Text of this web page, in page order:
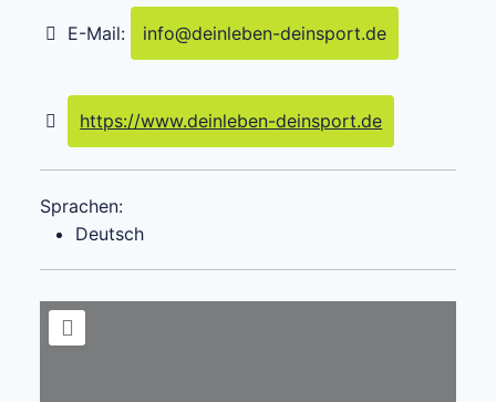
E-Mail: info@deinleben-deinsport.de
https://www.deinleben-deinsport.de
Sprachen:
Deutsch